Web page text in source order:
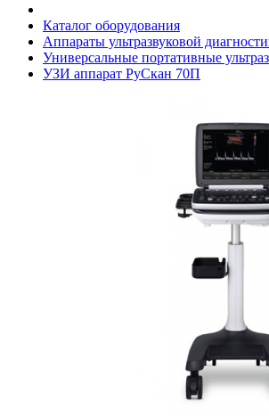
Каталог оборудования
Аппараты ультразвуковой
Универсальные портативные
УЗИ аппарат РуСкан 70П